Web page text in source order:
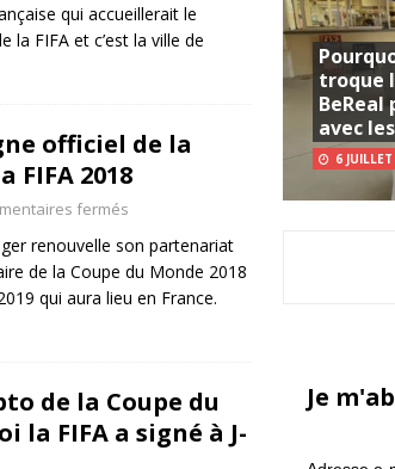
qui accueillerait le
la FIFA et c’est la ville de
officiel de la
FIFA 2018
fermés
renouvelle son partenariat
de la Coupe du Monde 2018
qui aura lieu en France.
de la Coupe du
la FIFA a signé à J-
troque
BeReal
avec
6
Je